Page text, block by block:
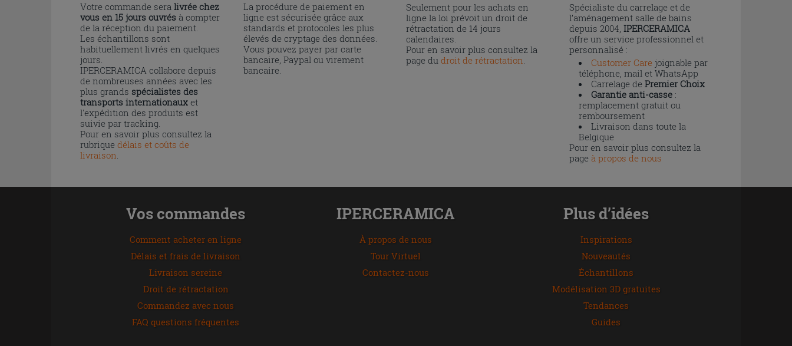
Votre commande sera livrée chez
vous en 15 jours ouvrés à compter
de la réception du paiement.
Les échantillons sont
habituellement livrés en quelques
jours.
IPERCERAMICA collabore depuis
de nombreuses années avec les
plus grands spécialistes des
transports internationaux et
l'expédition des produits est
suivie par tracking.
Pour en savoir plus consultez la
rubrique délais et coûts de
livraison.
La procédure de paiement en
ligne est sécurisée grâce aux
standards et protocoles les plus
élevés de cryptage des données.
Vous pouvez payer par carte
bancaire, Paypal ou virement
bancaire.
Seulement pour les achats en
ligne la loi prévoit un droit de
rétractation de 14 jours
calendaires.
Pour en savoir plus consultez la
page dudroit de rétractation.
Spécialiste du carrelage et de
l’aménagement salle de bains
depuis 2004, IPERCERAMICA
offre un service professionnel et
personnalisé :
Customer Carejoignable par
téléphone, mail et WhatsApp
Carrelage de Premier Choix
Garantie anti-casse:
remplacement gratuit ou
remboursement
Livraison dans toute la
Belgique
Pour en savoir plus consultez la
page à propos de nous
Vos commandes
Comment acheter en ligne
Délais et frais de livraison
Livraison sereine
Droit de rétractation
Commandez avec nous
FAQ questions fréquentes
IPERCERAMICA
À propos de nous
Tour Virtuel
Contactez-nous
Plus d’idées
Inspirations
Nouveautés
Échantillons
Modélisation 3D gratuites
Tendances
Guides